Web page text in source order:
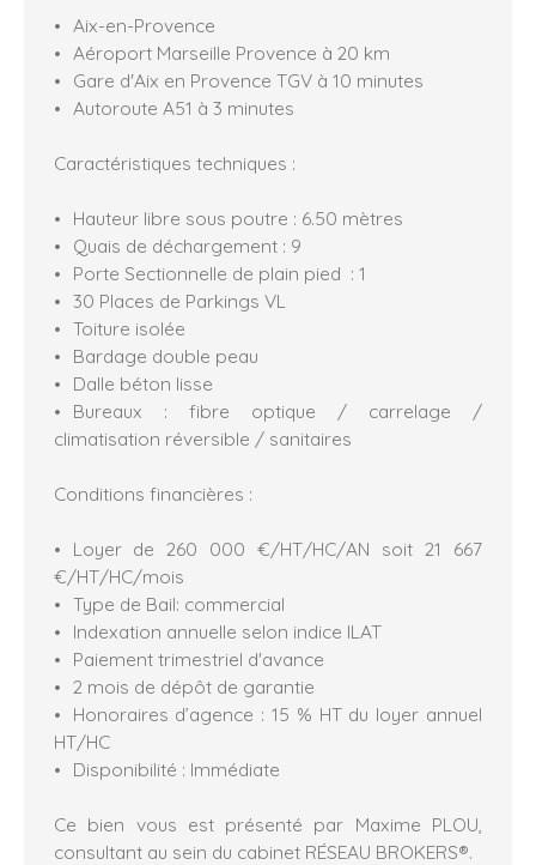
Aix-en-Provence
Aéroport Marseille Provence à 20 km
Gare d'Aix en Provence TGV à 10 minutes
Autoroute A51 à 3 minutes
Caractéristiques techniques :
Hauteur libre sous poutre : 6.50 mètres
Quais de déchargement : 9
Porte Sectionnelle de plain pied : 1
30 Places de Parkings VL
Toiture isolée
Bardage double peau
Dalle béton lisse
Bureaux : fibre optique / carrelage /
climatisation réversible / sanitaires
Conditions financières :
Loyer de 260 000 €/HT/HC/AN soit 21 667
€/HT/HC/mois
Type de Bail: commercial
Indexation annuelle selon indice ILAT
Paiement trimestriel d'avance
2 mois de dépôt de garantie
Honoraires d’agence : 15 % HT du loyer annuel
HT/HC
Disponibilité : Immédiate
Ce bien vous est présenté par Maxime PLOU,
consultant au sein du cabinet RÉSEAU BROKERS®️.